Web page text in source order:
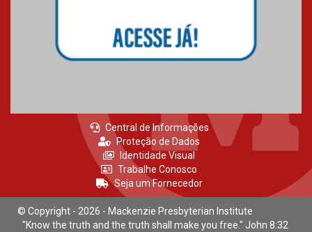
Central de Informações
Proteção de Dados
Identidade Visual
Trabalhe Conosco
Seja um Fornecedor
© Copyright - 2026 - Mackenzie Presbyterian Institute
"Know the truth and the truth shall make you free." John 8:32